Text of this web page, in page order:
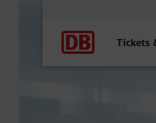
Tickets
Stralsund